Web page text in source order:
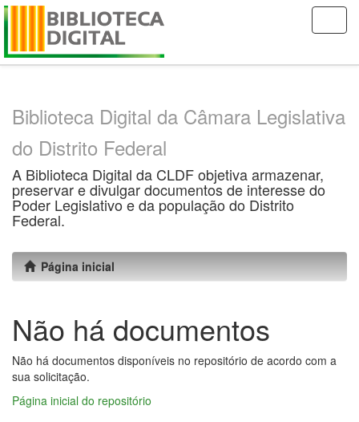
Skip
Biblioteca Digital da Câmara Legislativa
do Distrito Federal
A Biblioteca Digital da CLDF objetiva armazenar,
preservar e divulgar documentos de interesse do
Poder Legislativo e da população do Distrito
Federal.
Página inicial
Não há documentos
Não há documentos disponíveis no repositório de acordo com a
sua solicitação.
Página inicial do repositório